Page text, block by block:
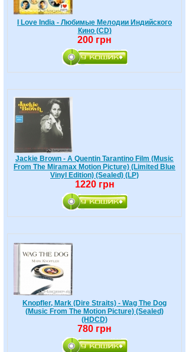
I Love India - Любимые Мелодии Индийского
Кино (CD)
200 грн
Jackie Brown - A Quentin Tarantino Film (Music
From The Miramax Motion Picture) (Limited Blue
Vinyl Edition) (Sealed) (LP)
1220 грн
Knopfler, Mark (Dire Straits) - Wag The Dog
(Music From The Motion Picture) (Sealed)
(HDCD)
780 грн